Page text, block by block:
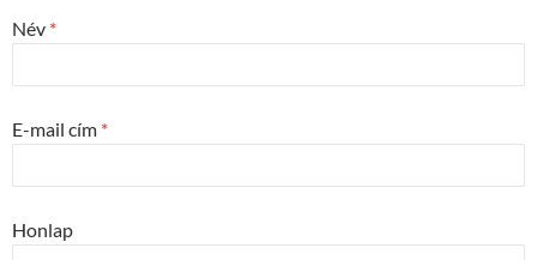
Név *
E-mail cím *
Honlap